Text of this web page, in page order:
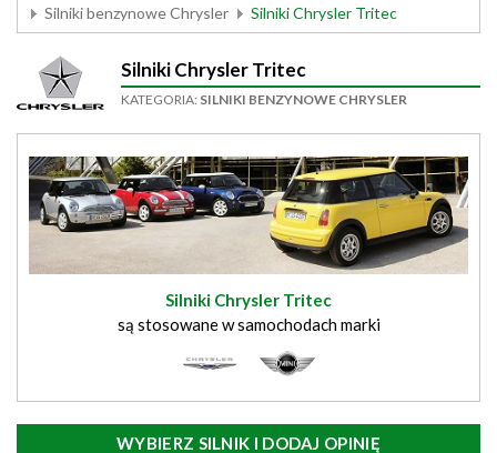
Silniki benzynowe Chrysler
Silniki Chrysler Tritec
Silniki Chrysler Tritec
KATEGORIA: SILNIKI BENZYNOWE CHRYSLER
Silniki Chrysler Tritec
są stosowane w samochodach marki
WYBIERZ SILNIK I DODAJ OPINIĘ